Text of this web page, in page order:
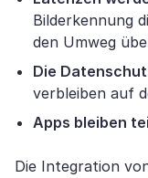
Bilderkennung
den Umweg
Die
verbleiben auf
Apps bleiben
Die Integration